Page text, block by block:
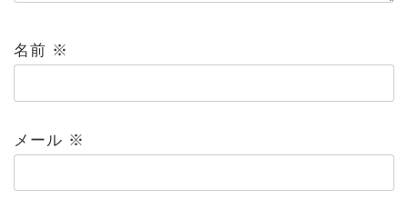
名前 ※
メール ※